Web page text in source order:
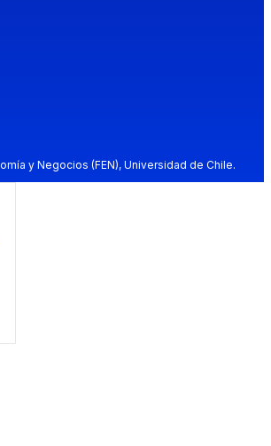
y Negocios (FEN), Universidad de Chile.